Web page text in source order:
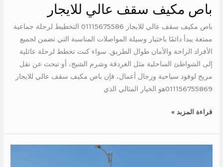
باص مكيف سقف عالي للايجار
باص مكيف سقف عالي للايجار 01115675586 التخطيط لرحلة جماعية
ممتعة يبدأ دائمًا باختيار وسيلة المواصلات المناسبة التي تضمن لجميع
الأفراد الراحة والأمان طوال الطريق. سواء كنت تخطط لرحلة عائلية
إلى الشواطئ الساحلية مثل الغردقة وشرم الشيخ، أو تبحث عن نقل
مريح لوفود سياحية ورجال أعمال، فإن باص مكيف سقف عالي للايجار
011156755869هو الخيار المثالي الذي
باص
مكيف
سقف
عالي
للايجار
قراءة المزيد »